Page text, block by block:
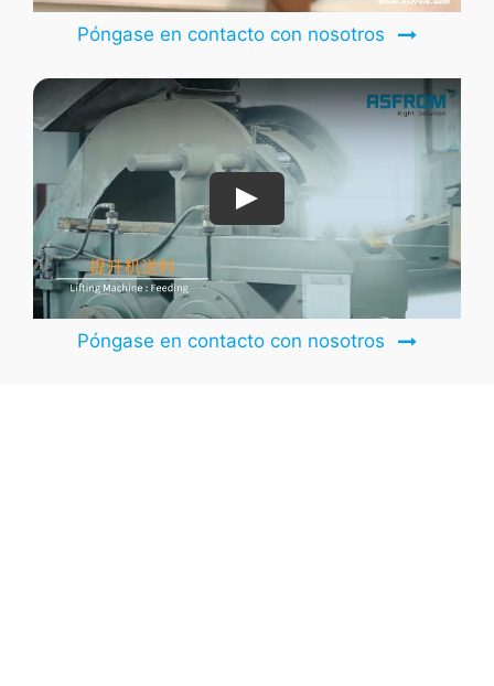
Póngase en contacto con nosotros
Póngase en contacto con nosotros